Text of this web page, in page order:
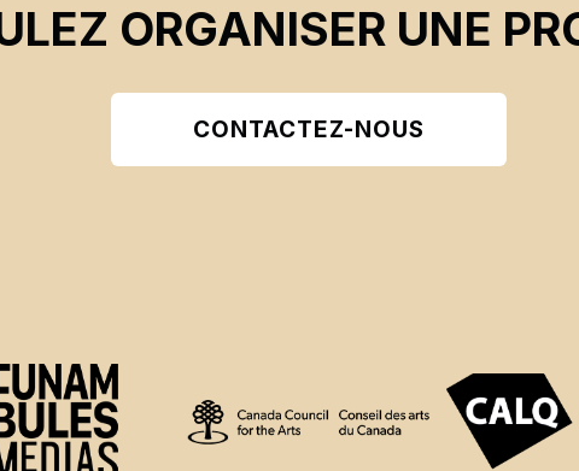
ORGANISER UNE
CONTACTEZ-NOUS